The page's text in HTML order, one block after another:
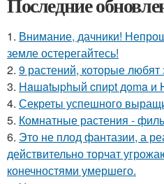
1. Внимание, дачники!
земле остерегайтесь!
2. 9 растений, которые любят
3. Haшatыphый cпиpt дoma и
4. Секреты успешного
5. Комнатные растения -
6. Это не плод фантазии, а
действительно торчат
конечностями умершего.